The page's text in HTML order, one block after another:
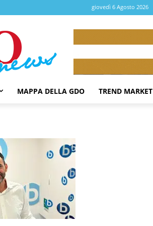
giovedì 6 Agosto 2026
MAPPA DELLA GDO TREND MARKET